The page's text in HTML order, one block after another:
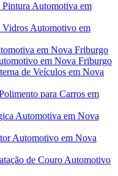
Pintura Automotiva em
Vidros Automotivo em
em Nova Friburgo
em Nova Friburgo
de Veículos em Nova
para Carros em
Automotiva em Nova
Automotivo em Nova
de Couro Automotivo